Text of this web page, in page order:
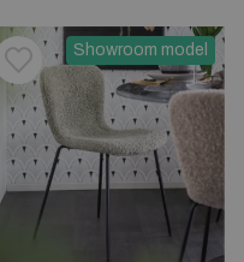
Showroom model
Toevoegen aan
Verwijderen van verlanglijst